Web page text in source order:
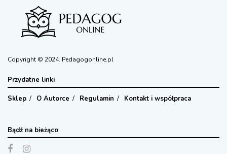
Copyright © 2024. Pedagogonline.pl
Przydatne linki
Sklep O Autorce Regulamin Kontakt i współpraca
Bądź na bieżąco